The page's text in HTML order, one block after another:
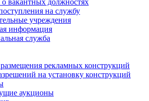
вакантных должностях
на службу
учреждения
информация
служба
рекламных конструкций
на установку конструкций
аукционы